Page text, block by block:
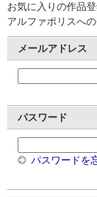
お気に入りの作品
アルファポリスへ
メールアドレス
パスワード
パスワードを